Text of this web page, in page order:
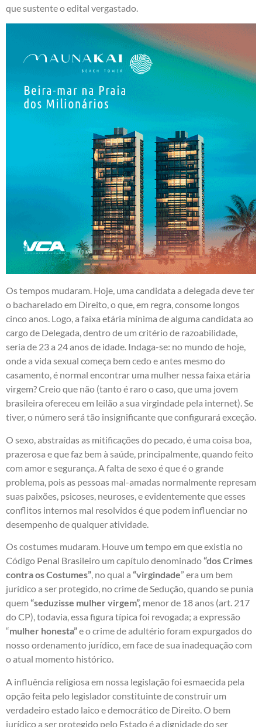
que sustente o edital vergastado.
Os tempos mudaram. Hoje, uma candidata a delegada deve ter
o bacharelado em Direito, o que, em regra, consome longos
cinco anos. Logo, a faixa etária mínima de alguma candidata ao
cargo de Delegada, dentro de um critério de razoabilidade,
seria de 23 a 24 anos de idade. Indaga-se: no mundo de hoje,
onde a vida sexual começa bem cedo e antes mesmo do
casamento, é normal encontrar uma mulher nessa faixa etária
virgem? Creio que não (tanto é raro o caso, que uma jovem
brasileira ofereceu em leilão a sua virgindade pela internet). Se
tiver, o número será tão insignificante que configurará exceção.
O sexo, abstraídas as mitificações do pecado, é uma coisa boa,
prazerosa e que faz bem à saúde, principalmente, quando feito
com amor e segurança. A falta de sexo é que é o grande
problema, pois as pessoas mal-amadas normalmente represam
suas paixões, psicoses, neuroses, e evidentemente que esses
conflitos internos mal resolvidos é que podem influenciar no
desempenho de qualquer atividade.
Os costumes mudaram. Houve um tempo em que existia no
Código Penal Brasileiro um capítulo denominado“dos Crimes
contra os Costumes”, no qual a “virgindade” era um bem
jurídico a ser protegido, no crime de Sedução, quando se punia
quem “seduzisse mulher virgem”, menor de 18 anos (art. 217
do CP), todavia, essa figura típica foi revogada; a expressão
“mulher honesta”e o crime de adultério foram expurgados do
nosso ordenamento jurídico, em face de sua inadequação com
o atual momento histórico.
A influência religiosa em nossa legislação foi esmaecida pela
opção feita pelo legislador constituinte de construir um
verdadeiro estado laico e democrático de Direito. O bem
jurídico a ser protegido pelo Estado é a dignidade do ser